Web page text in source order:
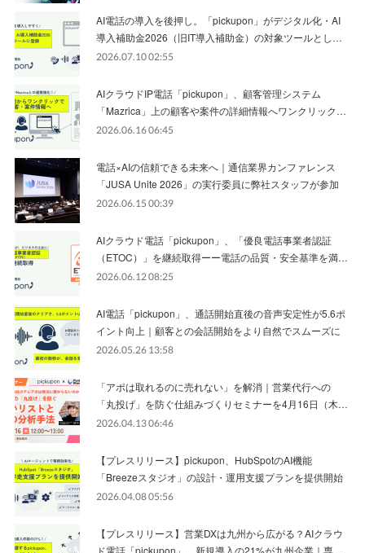
AI電話の導入を後押し。「pickupon」がデジタル化・AI
導入補助金2026（旧IT導入補助金）の対象ツールとし…
2026.07.10 02:55
AIクラウドIP電話「pickupon」、顧客管理システム
「Mazrica」上の顧客や案件の詳細情報へワンクリック…
2026.06.16 06:45
電話×AIの信頼できる未来へ｜通信業界カンファレンス
「JUSA Unite 2026」の実行委員に弊社スタッフが参加
2026.06.15 00:39
AIクラウド電話「pickupon」、「優良電話事業者認証
（ETOC）」を継続取得ーー電話の品質・安全基準を満…
2026.06.12 08:25
AI電話「pickupon」、通話開始直後の音声安定性が5.6ポ
イント向上｜顧客との会話開始をより自然でスムーズに
2026.05.26 13:58
「アポは取れるのに売れない」を解消｜営業代行への
「丸投げ」を防ぐ仕組みづくりセミナーを4月16日（木…
2026.04.13 06:46
【プレスリリース】pickupon、HubSpotのAI機能
「Breezeスタジオ」の設計・運用支援プランを提供開始
2026.04.08 05:56
【プレスリリース】営業DXは九州から広がる？AIクラウ
ド電話「pickupon」、新規導入の21%が九州企業｜専…